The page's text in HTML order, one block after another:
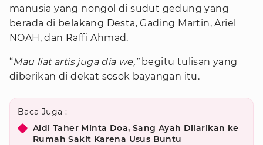
manusia yang nongol di sudut gedung yang
berada di belakang Desta, Gading Martin, Ariel
NOAH, dan Raffi Ahmad.
“Mau liat artis juga dia we,”begitu tulisan yang
diberikan di dekat sosok bayangan itu.
Baca Juga :
Aldi Taher Minta Doa, Sang Ayah Dilarikan ke
Rumah Sakit Karena Usus Buntu